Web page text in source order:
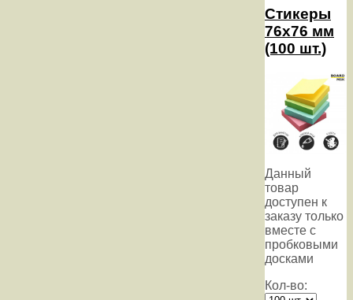
Стикеры
76х76 мм
(100 шт.)
Данный
товар
доступен к
заказу только
вместе с
пробковыми
досками
Кол-во: